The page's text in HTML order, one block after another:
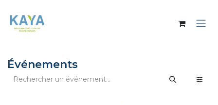
Événements